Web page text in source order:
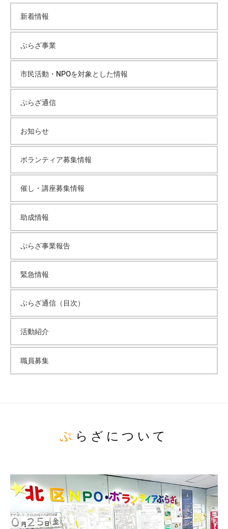
イ
ブ
新着情報
ぷらざ事業
市民活動・NPOを対象とした情報
ぷらざ通信
お知らせ
ボランティア募集情報
催し・講座募集情報
助成情報
ぷらざ事業報告
緊急情報
ぷらざ通信（目次）
活動紹介
職員募集
ぷらざについて